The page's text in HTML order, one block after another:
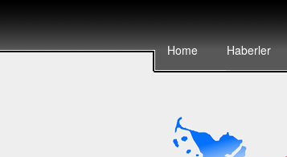
Home Haberler